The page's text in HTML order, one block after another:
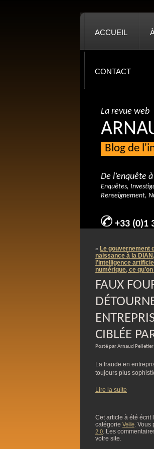
ACCUEIL
CONTACT
La revue web
Blog de
De l’enquête
Enquêtes,
Renseignement,
+33 (0)1
« Le gouvernement
naissance à la
l’intelligence
numérique, ce
FAUX
CIBLÉE
Posté par Arnaud
La fraude en
toujours plus
Lire la suite
Cet article à été écrit
catégorie Veille. Vous
2.0. Les
votre site.